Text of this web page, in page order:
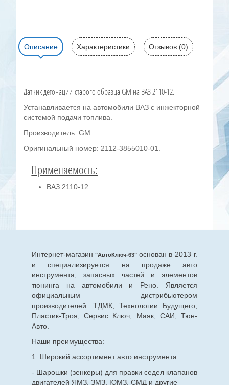
Описание Характеристики Отзывов (0)
Датчик детонации старого образца GM на ВАЗ 2110-12.
Устанавливается на автомобили ВАЗ с инжекторной
системой подачи топлива.
Производитель: GM.
Оригинальный номер: 2112-3855010-01.
Применяемость:
ВАЗ 2110-12.
Интернет-магазин "АвтоКлюч-63" основан в 2013 г.
и специализируется на продаже авто
инструмента, запасных частей и элементов
тюнинга на автомобили и Рено. Является
официальным дистрибьютером
производителей: ТДМК, Технологии Будущего,
Пластик-Троя, Сервис Ключ, Маяк, САИ, Тюн-
Авто.
Наши преимущества:
1. Широкий ассортимент авто инструмента:
- Шарошки (зенкеры) для правки седел клапанов
двигателей ЯМЗ, ЗМЗ, ЮМЗ, СМД и другие